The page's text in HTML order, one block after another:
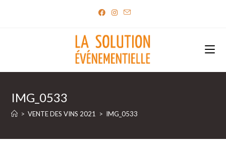
IMG_0533
> VENTE DES VINS 2021 > IMG_0533